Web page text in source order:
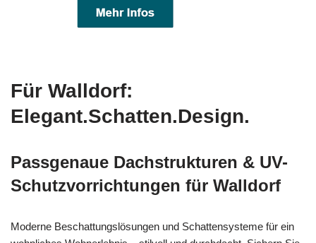
Für Walldorf:
Elegant.Schatten.Design.
Passgenaue Dachstrukturen & UV-
Schutzvorrichtungen für Walldorf
Moderne Beschattungslösungen und Schattensysteme für ein